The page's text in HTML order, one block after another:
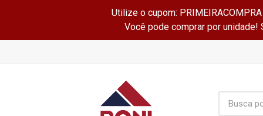
Utilize o cupom:
Você pode comprar por unidade!